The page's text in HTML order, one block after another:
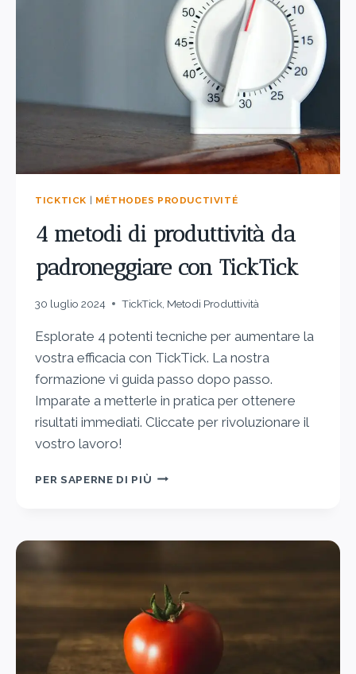
TICKTICK MÉTHODES PRODUCTIVITÉ
4 metodi di produttività da
padroneggiare con TickTick
30 luglio 2024 TickTick Metodi Produttività
Esplorate 4 potenti tecniche per aumentare la
vostra efficacia con TickTick. La nostra
formazione vi guida passo dopo passo.
Imparate a metterle in pratica per ottenere
risultati immediati. Cliccate per rivoluzionare il
vostro lavoro!
PER SAPERNE DI PIÙ